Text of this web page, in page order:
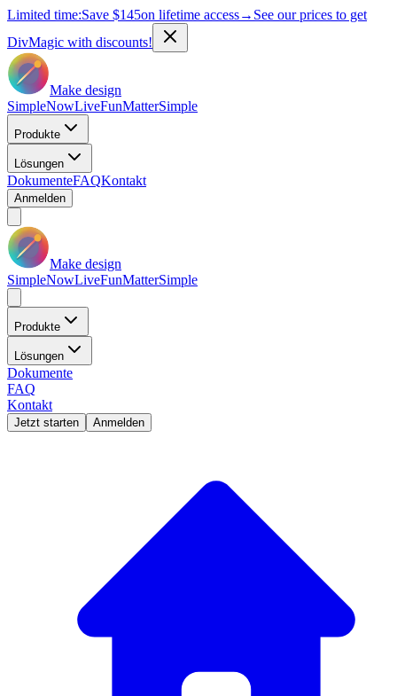
Limited time:Save $145on lifetime access→ See our prices to get
DivMagic with discounts!
Make design
SimpleNowLiveFunMatterSimple
Produkte
Lösungen
DokumenteFAQKontakt
Anmelden
Make design
SimpleNowLiveFunMatterSimple
Produkte
Lösungen
Dokumente
FAQ
Kontakt
Jetzt starten Anmelden